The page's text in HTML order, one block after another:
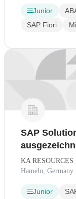
Junior
SAP Fiori
SAP
Hameln
KA RESOURCES
Hameln, Germany
Junior